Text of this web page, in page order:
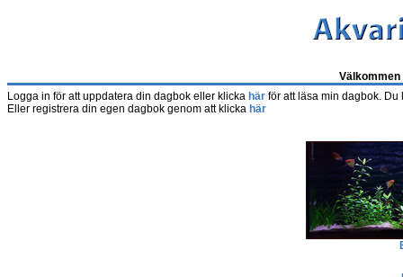
Logga in för att uppdatera din dagbok eller klicka här för att läsa min dagbok.
Eller registrera din egen dagbok genom att klicka här